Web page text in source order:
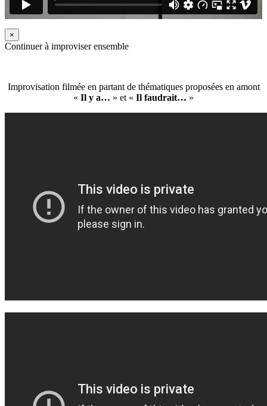
×
Continuer à improviser ensemble
Improvisation filmée en partant de thématiques proposées en amont
« Il y a… » et « Il faudrait… »